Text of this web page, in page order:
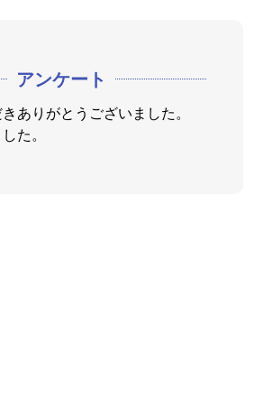
アンケート
ありがとうございました。
た。